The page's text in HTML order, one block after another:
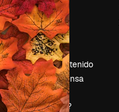
búsqueda
Blog
Eventos
Slidesgo
Vender contenido
Sala de prensa
¿Buscas
magnific.ai?